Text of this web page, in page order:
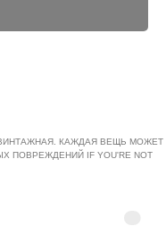
КАЖДАЯ ВЕЩЬ МОЖЕТ
ПОВРЕЖДЕНИЙ IF YOU'RE NOT